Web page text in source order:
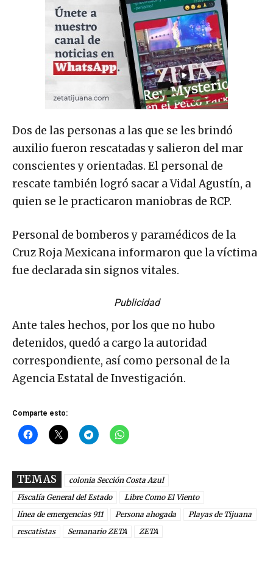
Dos de las personas a las que se les brindó
auxilio fueron rescatadas y salieron del mar
conscientes y orientadas. El personal de
rescate también logró sacar a Vidal Agustín, a
quien se le practicaron maniobras de RCP.
Personal de bomberos y paramédicos de la
Cruz Roja Mexicana informaron que la víctima
fue declarada sin signos vitales.
Publicidad
Ante tales hechos, por los que no hubo
detenidos, quedó a cargo la autoridad
correspondiente, así como personal de la
Agencia Estatal de Investigación.
Comparte esto:
TEMAS
colonia Sección Costa Azul
Fiscalía General del Estado
Libre Como El Viento
línea de emergencias 911
Persona ahogada
Playas de Tijuana
rescatistas
Semanario ZETA ZETA